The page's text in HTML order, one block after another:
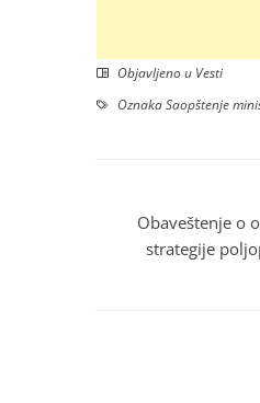
Objavljeno u Vesti
OznakaSaopštenje
Obaveštenje o
strategije